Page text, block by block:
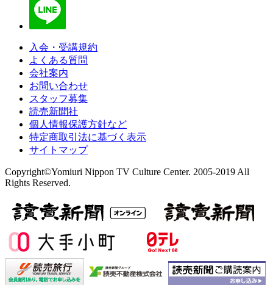
入会・受講規約
よくある質問
会社案内
お問い合わせ
スタッフ募集
読売新聞社
個人情報保護方針など
特定商取引法に基づく表示
サイトマップ
Copyright©Yomiuri Nippon TV Culture Center. 2005-2019 All
Rights Reserved.